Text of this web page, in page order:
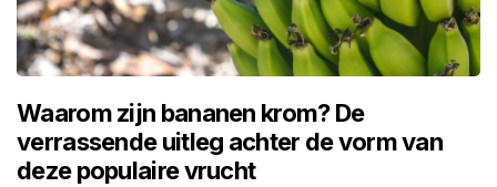
Waarom zijn bananen krom? De
verrassende uitleg achter de vorm van
deze populaire vrucht